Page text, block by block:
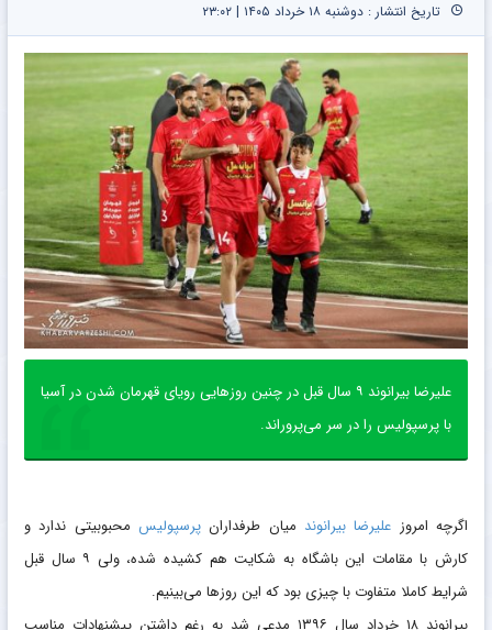
تاریخ انتشار : دوشنبه ۱۸ خرداد ۱۴۰۵ | ۲۳:۰۲
علیرضا بیرانوند ۹ سال قبل در چنین روزهایی رویای قهرمان شدن در آسیا
با پرسپولیس را در سر می‌پروراند.
اگرچه امروز علیرضا بیرانوند میان طرفداران پرسپولیس محبوبیتی ندارد و
کارش با مقامات این باشگاه به شکایت هم کشیده شده، ولی ۹ سال قبل
شرایط کاملا متفاوت با چیزی بود که این روزها می‌بینیم.
بیرانوند ۱۸ خرداد سال ۱۳۹۶ مدعی شد به رغم داشتن پیشنهادات مناسب